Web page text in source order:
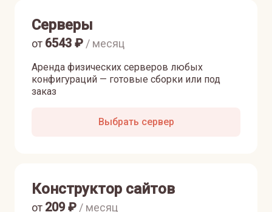
Серверы
Аренда физических серверов любых
конфигураций — готовые сборки или под
заказ
от 6543 ₽ / месяц
Выбрать сервер
Конструктор сайтов
от 209₽ / месяц